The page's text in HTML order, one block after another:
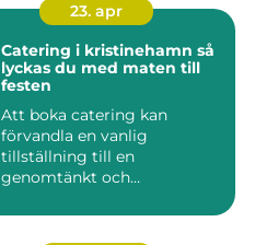
23. apr
Catering i kristinehamn så
lyckas du med maten till
festen
Att boka catering kan
förvandla en vanlig
tillställning till en
genomtänkt och